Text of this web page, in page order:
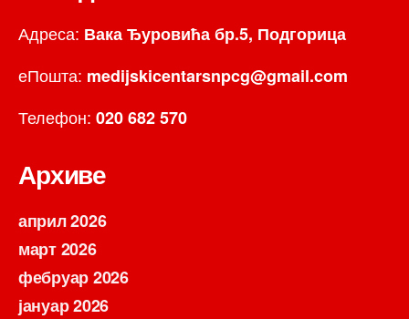
Адреса: Вака Ђуровића бр.5, Подгорица
еПошта: medijskicentarsnpcg@gmail.com
Телефон: 020 682 570
Архиве
април 2026
март 2026
фебруар 2026
јануар 2026